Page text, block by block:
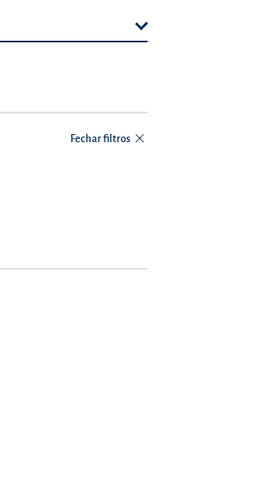
Fechar filtros